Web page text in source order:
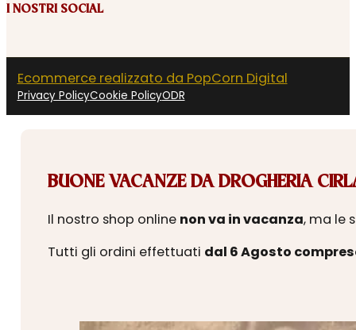
I NOSTRI SOCIAL
Ecommerce realizzato da PopCorn Digital
Privacy PolicyCookie PolicyODR
BUONE VACANZE DA DROGHERIA
Il nostro shop online non va in vacanza, ma le
Tutti gli ordini effettuati dal 6 Agosto